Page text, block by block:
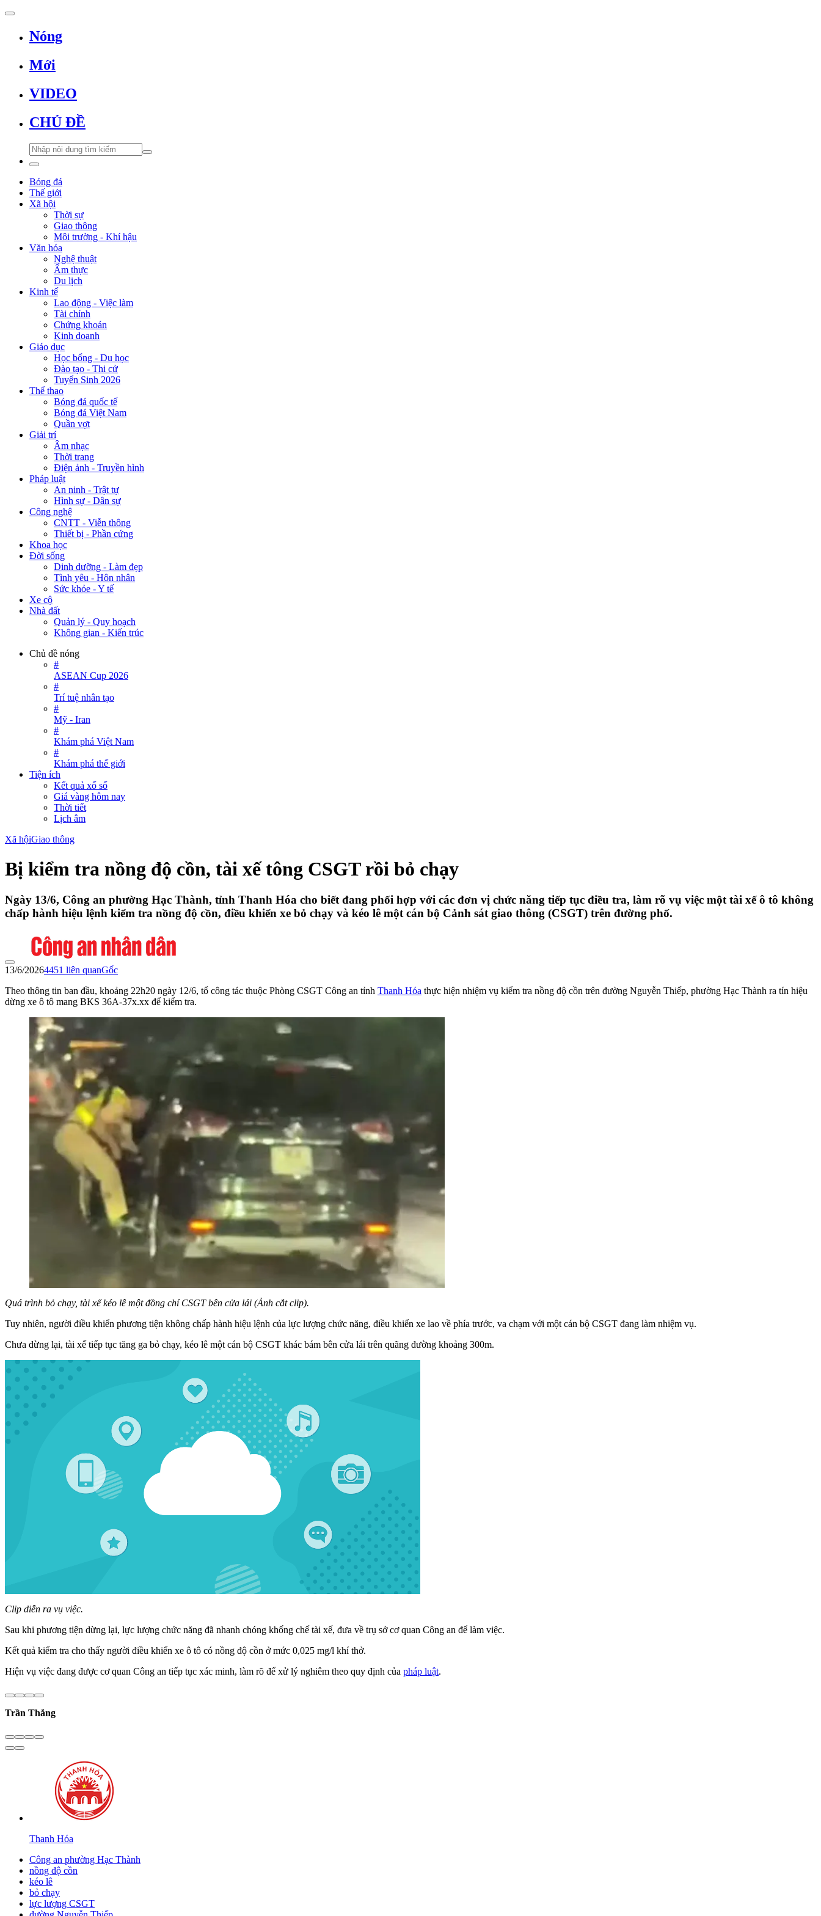
Nóng
Mới
VIDEO
CHỦ ĐỀ
Bóng đá
Thế giới
Xã hội
Thời sự
Giao thông
Môi trường - Khí hậu
Văn hóa
Nghệ thuật
Ẩm thực
Du lịch
Kinh tế
Lao động - Việc làm
Tài chính
Chứng khoán
Kinh doanh
Giáo dục
Học bổng - Du học
Đào tạo - Thi cử
Tuyển Sinh 2026
Thể thao
Bóng đá quốc tế
Bóng đá Việt Nam
Quần vợt
Giải trí
Âm nhạc
Thời trang
Điện ảnh - Truyền hình
Pháp luật
An ninh - Trật tự
Hình sự - Dân sự
Công nghệ
CNTT - Viễn thông
Thiết bị - Phần cứng
Khoa học
Đời sống
Dinh dưỡng - Làm đẹp
Tình yêu - Hôn nhân
Sức khỏe - Y tế
Xe cộ
Nhà đất
Quản lý - Quy hoạch
Không gian - Kiến trúc
Chủ đề nóng
#
ASEAN Cup 2026
#
Trí tuệ nhân tạo
#
Mỹ - Iran
#
Khám phá Việt Nam
#
Khám phá thế giới
Tiện ích
Kết quả xổ số
Giá vàng hôm nay
Thời tiết
Lịch âm
Xã hộiGiao thông
Bị kiểm tra nồng độ cồn, tài xế tông CSGT rồi bỏ chạy
Ngày 13/6, Công an phường Hạc Thành, tỉnh Thanh Hóa cho biết đang phối hợp với các đơn vị chức năng tiếp tục điều tra, làm rõ vụ việc một tài xế ô tô không
chấp hành hiệu lệnh kiểm tra nồng độ cồn, điều khiển xe bỏ chạy và kéo lê một cán bộ Cảnh sát giao thông (CSGT) trên đường phố.
13/6/20264451 liên quanGốc
Theo thông tin ban đầu, khoảng 22h20 ngày 12/6, tổ công tác thuộc Phòng CSGT Công an tỉnh Thanh Hóa thực hiện nhiệm vụ kiểm tra nồng độ cồn trên đường Nguyễn Thiếp, phường Hạc Thành ra tín hiệu
dừng xe ô tô mang BKS 36A-37x.xx để kiểm tra.
Quá trình bỏ chạy, tài xế kéo lê một đồng chí CSGT bên cửa lái (Ảnh cắt clip).
Tuy nhiên, người điều khiển phương tiện không chấp hành hiệu lệnh của lực lượng chức năng, điều khiển xe lao về phía trước, va chạm với một cán bộ CSGT đang làm nhiệm vụ.
Chưa dừng lại, tài xế tiếp tục tăng ga bỏ chạy, kéo lê một cán bộ CSGT khác bám bên cửa lái trên quãng đường khoảng 300m.
Clip diễn ra vụ việc.
Sau khi phương tiện dừng lại, lực lượng chức năng đã nhanh chóng khống chế tài xế, đưa về trụ sở cơ quan Công an để làm việc.
Kết quả kiểm tra cho thấy người điều khiển xe ô tô có nồng độ cồn ở mức 0,025 mg/l khí thở.
Hiện vụ việc đang được cơ quan Công an tiếp tục xác minh, làm rõ để xử lý nghiêm theo quy định của pháp luật.
Trần Thắng
Thanh Hóa
Công an phường Hạc Thành
nồng độ cồn
kéo lê
bỏ chạy
lực lượng CSGT